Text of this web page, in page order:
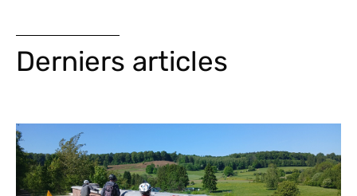
Derniers articles